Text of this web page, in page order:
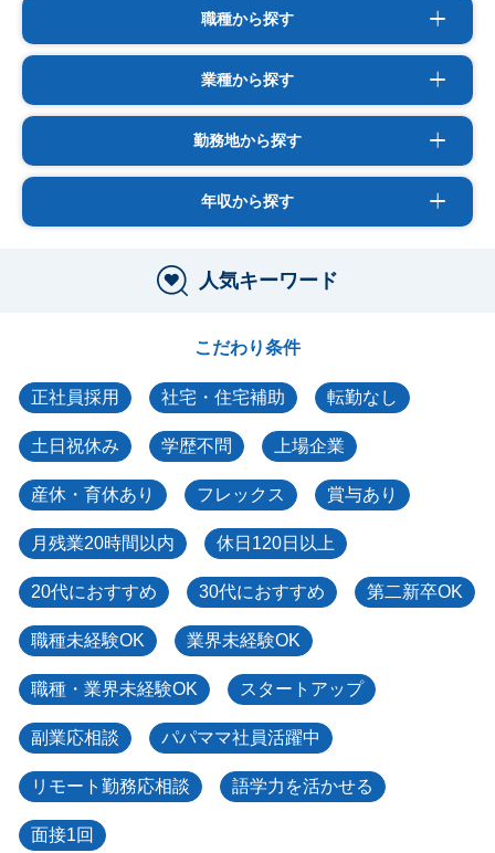
職種から探す
業種から探す
勤務地から探す
年収から探す
人気キーワード
こだわり条件
正社員採用 社宅・住宅補助 転勤なし
土日祝休み 学歴不問 上場企業
産休・育休あり フレックス 賞与あり
月残業20時間以内 休日120日以上
20代におすすめ 30代におすすめ 第二新卒OK
職種未経験OK 業界未経験OK
職種・業界未経験OK スタートアップ
副業応相談 パパママ社員活躍中
リモート勤務応相談 語学力を活かせる
面接1回